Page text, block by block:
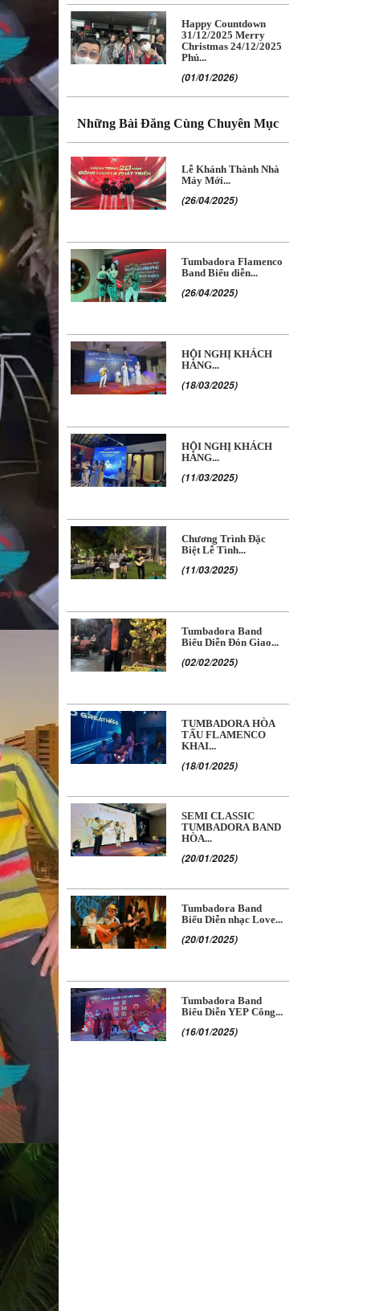
Happy Countdown
31/12/2025 Merry
Christmas 24/12/2025
Phú...
(01/01/2026)
Những Bài Đăng Cùng Chuyên Mục
Lễ Khánh Thành Nhà
Máy Mới...
(26/04/2025)
Tumbadora Flamenco
Band Biểu diễn...
(26/04/2025)
HỘI NGHỊ KHÁCH
HÀNG...
(18/03/2025)
HỘI NGHỊ KHÁCH
HÀNG...
(11/03/2025)
Chương Trình Đặc
Biệt Lễ Tình...
(11/03/2025)
Tumbadora Band
Biểu Diễn Đón Giao...
(02/02/2025)
TUMBADORA HÒA
TẤU FLAMENCO
KHAI...
(18/01/2025)
SEMI CLASSIC
TUMBADORA BAND
HÒA...
(20/01/2025)
Tumbadora Band
Biểu Diễn nhạc Love...
(20/01/2025)
Tumbadora Band
Biểu Diễn YEP Công...
(16/01/2025)